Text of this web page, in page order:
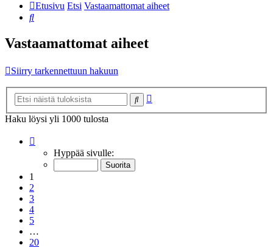
Etusivu Etsi Vastaamattomat aiheet
Etsi
Vastaamattomat aiheet
Siirry tarkennettuun hakuun
Etsi
Haku löysi yli 1000 tulosta
20 Hyppää sivulle:
1
2
3
4
5
…
20